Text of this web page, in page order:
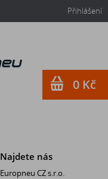
Přihlášení
Najdete nás
Europneu CZ s.r.o.
0 Kč